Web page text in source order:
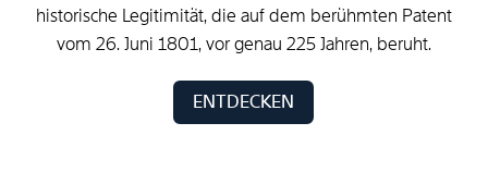
historische Legitimität,die aufdem berühmten Patent
vom 26. Juni 1801,vorgenau 225Jahren, beruht.
ENTDECKEN